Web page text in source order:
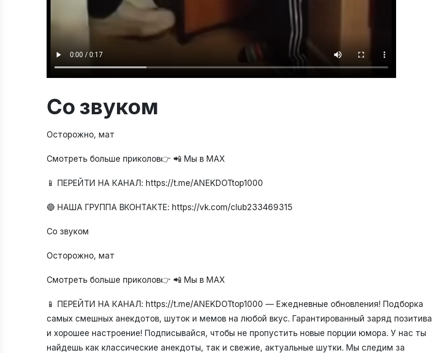
Со звуком
Осторожно, мат
Смотреть больше приколов👉 📲 Мы в МАХ
📱 ПЕРЕЙТИ НА КАНАЛ: https://t.me/ANEKDOTtop1000
🔵 НАША ГРУППА ВКОНТАКТЕ: https://vk.com/club233469315
Со звуком
Осторожно, мат
Смотреть больше приколов👉 📲 Мы в МАХ
📱 ПЕРЕЙТИ НА КАНАЛ: https://t.me/ANEKDOTtop1000 — Ежедневные обновления! Подборка
самых смешных анекдотов, шуток и мемов на любой вкус. Гарантированный заряд позитива
и хорошее настроение! Подписывайся, чтобы не пропустить новые порции юмора. У нас ты
найдешь как классические анекдоты, так и свежие, актуальные шутки. Мы следим за